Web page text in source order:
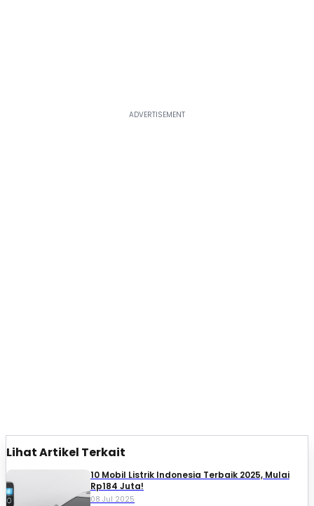
Lihat Artikel Terkait
10 Mobil Listrik Indonesia Terbaik 2025, Mulai
Rp184 Juta!
08 Jul 2025